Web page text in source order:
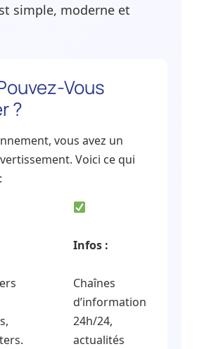
simple, moderne et
Vous
?
vous avez un
Voici ce qui
Infos :
Chaînes
d’information
24h/24,
actualités